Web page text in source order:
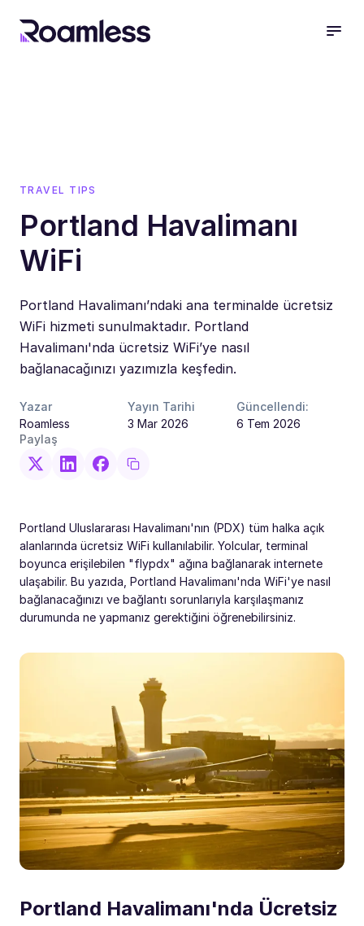
TRAVEL TIPS
Portland Havalimanı
WiFi
Portland Havalimanı’ndaki ana terminalde ücretsiz
WiFi hizmeti sunulmaktadır. Portland
Havalimanı'nda ücretsiz WiFi’ye nasıl
bağlanacağınızı yazımızla keşfedin.
Yazar
Roamless
Yayın Tarihi
3 Mar 2026
Güncellendi:
6 Tem 2026
Paylaş
Portland Uluslararası Havalimanı'nın (PDX) tüm halka açık
alanlarında ücretsiz WiFi kullanılabilir. Yolcular, terminal
boyunca erişilebilen "flypdx" ağına bağlanarak internete
ulaşabilir. Bu yazıda, Portland Havalimanı'nda WiFi'ye nasıl
bağlanacağınızı ve bağlantı sorunlarıyla karşılaşmanız
durumunda ne yapmanız gerektiğini öğrenebilirsiniz.
Portland Havalimanı'nda Ücretsiz